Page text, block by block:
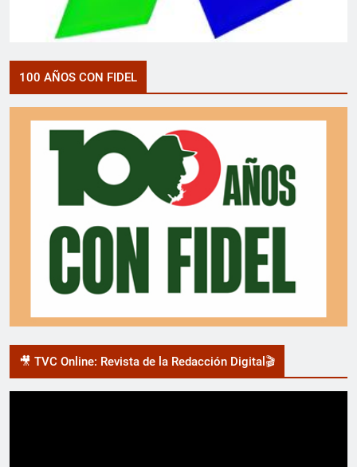
100 AÑOS CON FIDEL
🎥 TVC Online: Revista de la Redacción Digital🎬